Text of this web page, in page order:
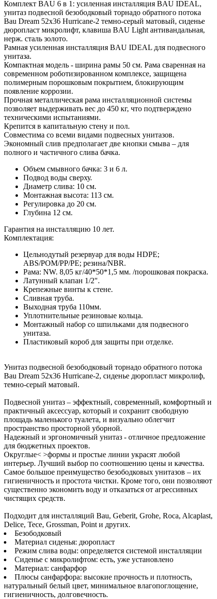
Комплект BAU 6 в 1: усиленная инсталляция BAU IDEAL,
унитаз подвесной безободковый торнадо обратного потока
Bau Dream 52х36 Hurricane-2 темно-серый матовый, сиденье
дюропласт микролифт, клавиша BAU Light антивандальная,
нерж. сталь золото.
Рамная усиленная инсталляция BAU IDEAL для подвесного
унитаза.
Компактная модель - ширина рамы 50 см. Рама сваренная на
современном роботизированном комплексе, защищена
полимерным порошковым покрытием, блокирующим
появление коррозии.
Прочная металлическая рама инсталляционной системы
позволяет выдерживать вес до 450 кг, что подтверждено
техническими испытаниями.
Крепится в капитальную стену и пол.
Совместима со всеми видами подвесных унитазов.
Экономный слив предполагает две кнопки смыва – для
полного и частичного слива бачка.
Объем смывного бачка: 3 и 6 л.
Подвод воды сверху.
Диаметр слива: 10 см.
Монтажная высота: 113 см.
Регулировка до 20 см.
Глубина 12 см.
Гарантия на инсталляцию 10 лет.
Комплектация:
Цельнодутый резервуар для воды HDPE;
ABS/POM/PP/PE; резина/NBR.
Рама: NW. 8,05 кг/40*50*1,5 мм. /порошковая покраска.
Латунный клапан 1/2".
Крепежные винты к стене.
Сливная труба.
Выходная труба 110мм.
Уплотнительные резиновые кольца.
Монтажный набор со шпильками для подвесного
унитаза.
Пластиковый короб для защиты при отделке.
Унитаз подвесной безободковый торнадо обратного потока
Bau Dream 52х36 Hurricane-2, сиденье дюропласт микролиф,
темно-серый матовый.
Подвесной унитаз – эффектный, современный, комфортный и
практичный аксессуар, который и сохранит свободную
площадь маленького туалета, и визуально облегчит
пространство просторной уборной.
Надежный и эргономичный унитаз - отличное предложение
для бюджетных проектов.
Округлые< >формы и простые линии украсят любой
интерьер. Лучший выбор по соотношению цены и качества.
Самое большое преимущество безободковых унитазов – их
гигиеничность и простота чистки. Кроме того, они позволяют
существенно экономить воду и отказаться от агрессивных
чистящих средств.
Подходит для инсталляций Bau, Geberit, Grohe, Roca, Alcaplast,
Delice, Tece, Grossman, Point и других.
Безободковый
Материал сиденья: дюропласт
Режим слива воды: определяется системой инсталляции
Сиденье с микролифтом: есть, уже установлено
Материал: санфарфор
Плюсы санфарфора: высокие прочность и плотность,
натуральный белый цвет, минимальное влагопоглощение,
гигиеничность, долговечность.